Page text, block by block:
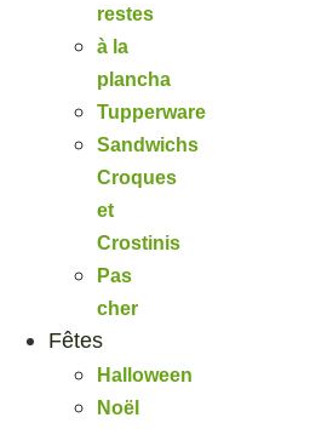
restes
à la
plancha
Tupperware
Sandwichs
Croques
et
Crostinis
Pas
cher
Fêtes
Halloween
Noël